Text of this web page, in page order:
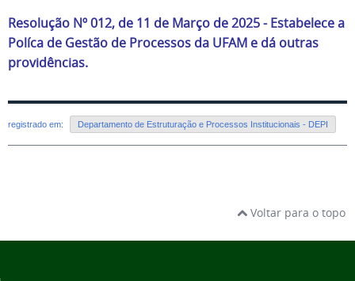
Resolução Nº 012, de 11 de Março de 2025 - Estabelece a
Políca de Gestão de Processos da UFAM e dá outras
providências.
registrado em: Departamento de Estruturação e Processos Institucionais - DEPI
Voltar para o topo